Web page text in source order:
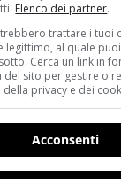
PerGracie
è ilCrossFit
parte
le ultime due
come
, alternano sessioni
a
Elenco dei partner.
trattare i tuoi
legittimo, al quale
Cerca un link in
del sito per gestire o
privacy e dei
Acconsenti